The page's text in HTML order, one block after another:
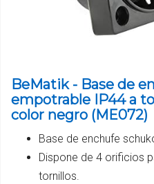
BeMatik - Base de
empotrable IP44 a
color negro (ME072)
Base de enchufe
Dispone de 4 orificios
tornillos.